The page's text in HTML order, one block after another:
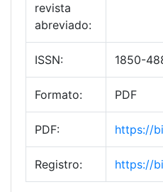
revista
abreviado:
ISSN: 1850-
Formato: PDF
PDF: https://
Registro: https://